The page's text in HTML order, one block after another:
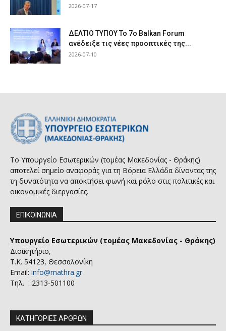
2026-07-17
ΔΕΛΤΙΟ ΤΥΠΟΥ Το 7ο Balkan Forum
ανέδειξε τις νέες προοπτικές της...
2026-07-10
Το Υπουργείο Εσωτερικών (τομέας Μακεδονίας - Θράκης)
αποτελεί σημείο αναφοράς για τη Βόρεια Ελλάδα δίνοντας της
τη δυνατότητα να αποκτήσει φωνή και ρόλο στις πολιτικές και
οικονομικές διεργασίες.
ΕΠΙΚΟΙΝΩΝΙΑ
Υπουργείο Εσωτερικών (τομέας Μακεδονίας - Θράκης)
Διοικητήριο,
Τ.Κ. 54123, Θεσσαλονίκη
Email: info@mathra.gr
Τηλ. : 2313-501100
ΚΑΤΗΓΟΡΙΕΣ ΑΡΘΡΩΝ